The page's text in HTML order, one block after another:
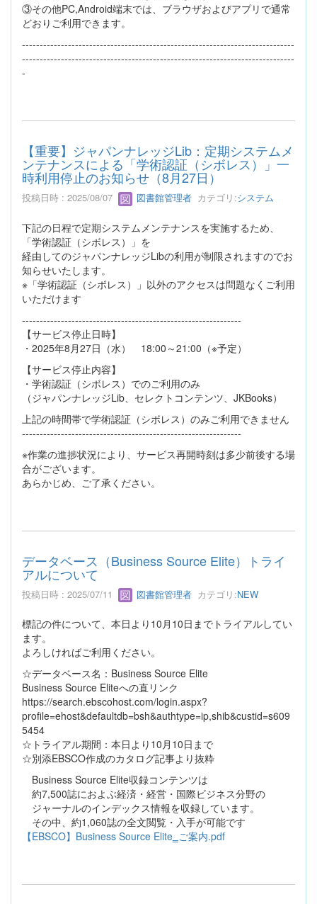
③その他PC,Android端末では、ブラウザおよびアプリで通常
どおりご利用できます。
-----------------------------------------------------------------------------
-----------------------------------------------------------------------------
-
【重要】ジャパンナレッジLib：定期システムメ
ンテナンスによる「学術認証（シボレス）」一
時利用停止のお知らせ（8月27日）
投稿日時 : 2025/08/07 図書館管理者 カテゴリ:システム
下記の日程で定期システムメンテナンスを実施するため、
「学術認証（シボレス）」を
経由してのジャパンナレッジLibの利用が制限されますのでお
知らせいたします。
※「学術認証（シボレス）」以外のアクセスは問題なくご利用
いただけます
--------------------------------------------------------------
【サービス停止日時】
・2025年8月27日（水） 18:00～21:00（※予定）
【サービス停止内容】
・学術認証（シボレス）でのご利用のみ
（ジャパンナレッジLib、セレクトコンテンツ、JKBooks）
上記の時間帯で学術認証（シボレス）のみご利用できません
--------------------------------------------------------------
※作業の進捗状況により、サービス再開時刻は多少前後する場
合がございます。
あらかじめ、ご了承ください。
データベース（Business Source Elite）トライ
アルについて
投稿日時 : 2025/07/11 図書館管理者 カテゴリ:NEW
標記の件について、本日より10月10日までトライアルしてい
ます。
よろしければご利用ください。
☆データベース名：Business Source Elite
Business Source Eliteへの直リンク
https://search.ebscohost.com/login.aspx?
profile=ehost&defaultdb=bsh&authtype=ip,shib&custid=s609
5454
☆トライアル期間：本日より10月10日まで
☆別添EBSCO作成のカタログ記事より抜粋
Business Source Elite収録コンテンツは
約7,500誌におよぶ経済・経営・国際ビジネス分野の
ジャーナルのインデックス情報を収録しています。
その中、約1,060誌の全文閲覧・入手が可能です
【EBSCO】Business Source Elite‗ご案内.pdf